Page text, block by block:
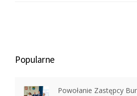
Popularne
Powołanie Zastępcy